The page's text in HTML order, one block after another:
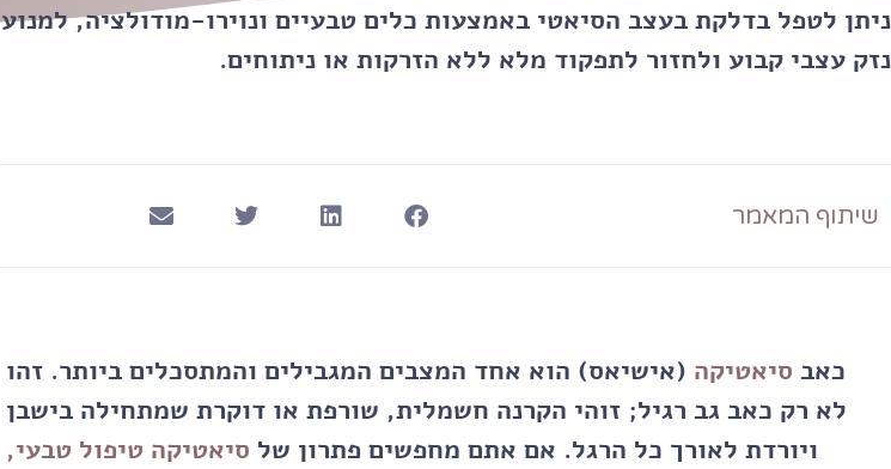
ניתן לטפל בדלקת בעצב הסיאטי באמצעות כלים טבעיים ונוירו-מודולציה, למנוע
נזק עצבי קבוע ולחזור לתפקוד מלא ללא הזרקות או ניתוחים.
שיתוף המאמר
כאב סיאטיקה (אישיאס) הוא אחד המצבים המגבילים והמתסכלים ביותר. זהו
לא רק כאב גב רגיל; זוהי הקרנה חשמלית, שורפת או דוקרת שמתחילה בישבן
ויורדת לאורך כל הרגל. אם אתם מחפשים פתרון של סיאטיקה טיפול טבעי,